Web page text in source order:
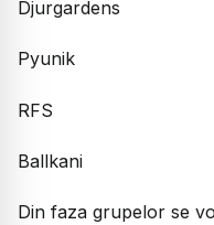
Djurgardens
Pyunik
RFS
Ballkani
Din faza grupelor se